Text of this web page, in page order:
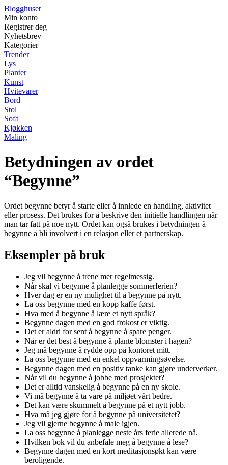
Blogghuset
Min konto
Registrer deg
Nyhetsbrev
Kategorier
Trender
Lys
Planter
Kunst
Hvitevarer
Bord
Stol
Sofa
Kjøkken
Maling
Betydningen av ordet
“Begynne”
Ordet begynne betyr å starte eller å innlede en handling, aktivitet
eller prosess. Det brukes for å beskrive den initielle handlingen når
man tar fatt på noe nytt. Ordet kan også brukes i betydningen å
begynne å bli involvert i en relasjon eller et partnerskap.
Eksempler på bruk
Jeg vil begynne å trene mer regelmessig.
Når skal vi begynne å planlegge sommerferien?
Hver dag er en ny mulighet til å begynne på nytt.
La oss begynne med en kopp kaffe først.
Hva med å begynne å lære et nytt språk?
Begynne dagen med en god frokost er viktig.
Det er aldri for sent å begynne å spare penger.
Når er det best å begynne å plante blomster i hagen?
Jeg må begynne å rydde opp på kontoret mitt.
La oss begynne med en enkel oppvarmingsøvelse.
Begynne dagen med en positiv tanke kan gjøre underverker.
Når vil du begynne å jobbe med prosjektet?
Det er alltid vanskelig å begynne på en ny skole.
Vi må begynne å ta vare på miljøet vårt bedre.
Det kan være skummelt å begynne på et nytt jobb.
Hva må jeg gjøre for å begynne på universitetet?
Jeg vil gjerne begynne å male igjen.
La oss begynne å planlegge neste års ferie allerede nå.
Hvilken bok vil du anbefale meg å begynne å lese?
Begynne dagen med en kort meditasjonsøkt kan være
beroligende.